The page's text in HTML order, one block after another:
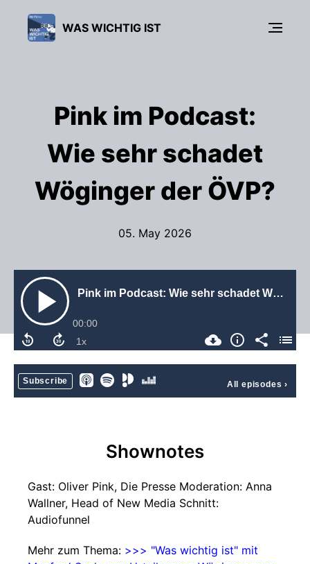
WAS WICHTIG IST
Pink im Podcast:
Wie sehr schadet
Wöginger der ÖVP?
05. May 2026
Pink im Podcast: Wie sehr schadet Wöginger der ÖVP?
00:00
Subscribe All episodes ›
Shownotes
Gast: Oliver Pink, Die Presse Moderation: Anna
Wallner, Head of New Media Schnitt:
Audiofunnel
Mehr zum Thema: >>> "Was wichtig ist" mit